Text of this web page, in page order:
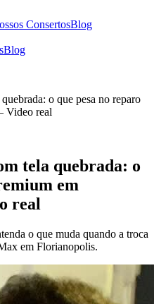
ConsertosBlog
Blog
o que pesa no reparo
Video real
tela quebrada: o
em
real
o que muda quando a troca
em Florianopolis.